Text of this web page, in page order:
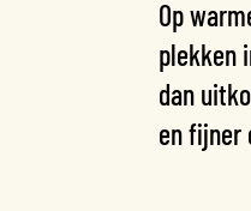
Op
plekken
dan
en fijner